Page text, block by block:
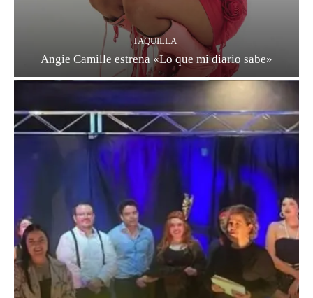
TAQUILLA
Angie Camille estrena «Lo que mi diario sabe»